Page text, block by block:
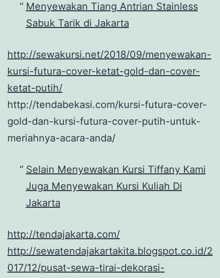
Menyewakan Tiang Antrian Stainless
Sabuk Tarik di Jakarta
http://sewakursi.net/2018/09/menyewakan-
kursi-futura-cover-ketat-gold-dan-cover-
ketat-putih/
http://tendabekasi.com/kursi-futura-cover-
gold-dan-kursi-futura-cover-putih-untuk-
meriahnya-acara-anda/
Selain Menyewakan Kursi Tiffany Kami
Juga Menyewakan Kursi Kuliah Di
Jakarta
http://tendajakarta.com/
http://sewatendajakartakita.blogspot.co.id/2
017/12/pusat-sewa-tirai-dekorasi-